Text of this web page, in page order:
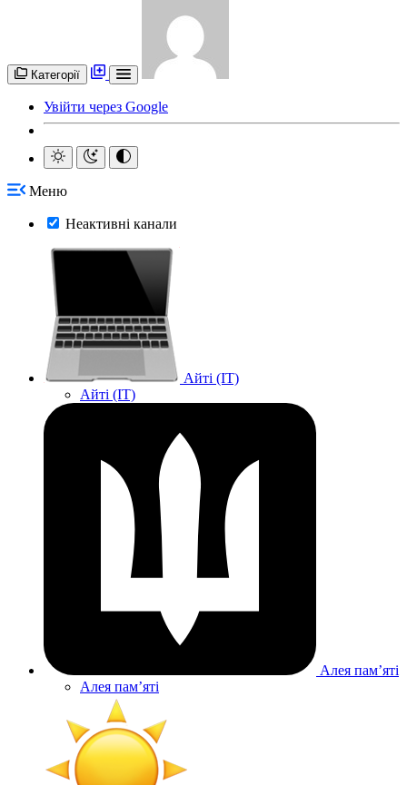
Категорії
Увійти через Google
Меню
Неактивні канали
Айті (IT)
Айті (IT)
Алея памʼяті
Алея памʼяті